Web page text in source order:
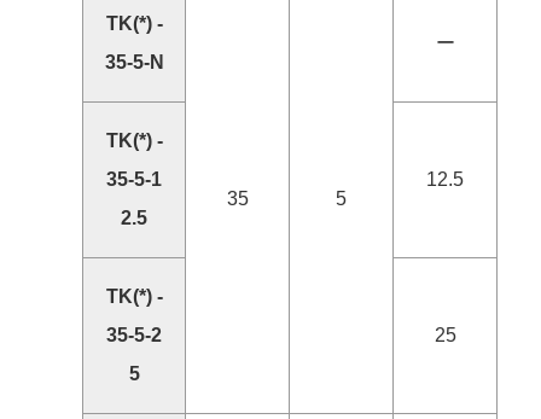
TK(*) -
35-5-N
35 5
ー
TK(*) -
35-5-1
2.5
12.5
TK(*) -
35-5-2
5
25